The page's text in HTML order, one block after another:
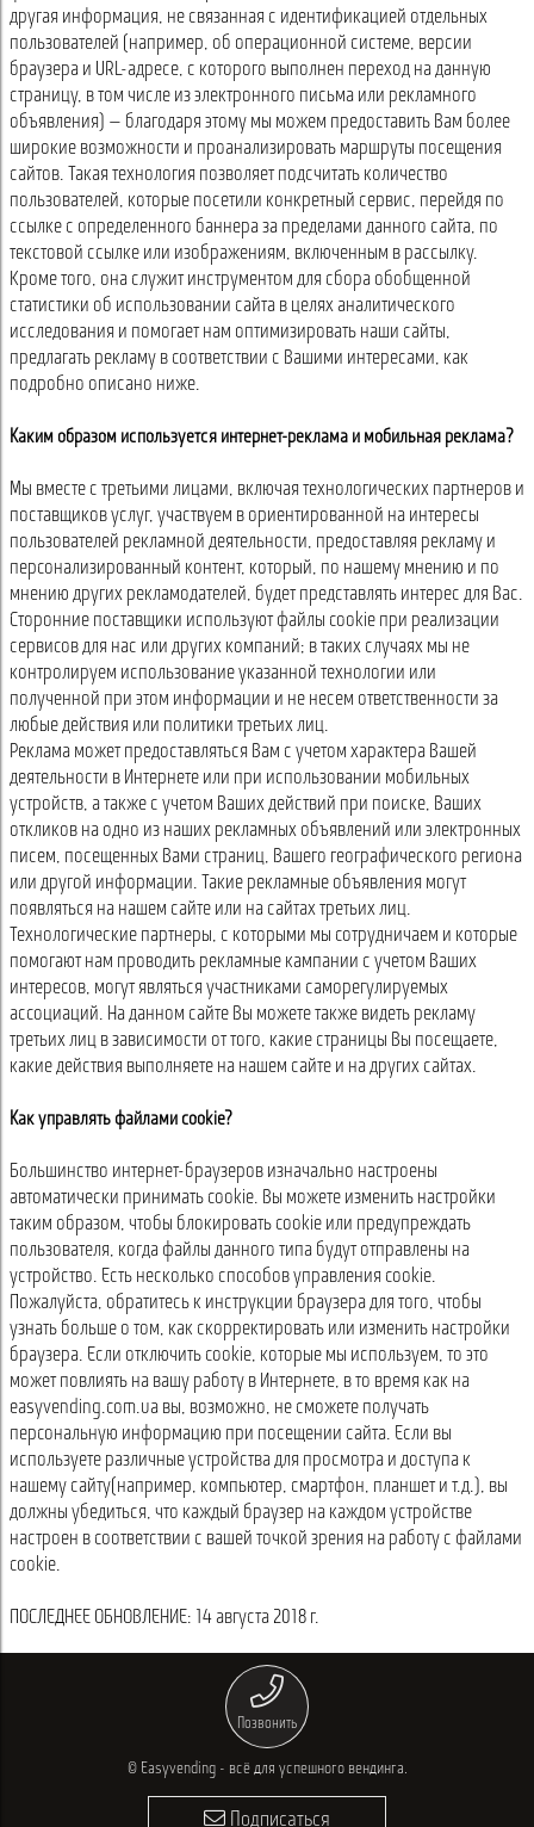
другая информация, не связанная с идентификацией отдельных
пользователей (например, об операционной системе, версии
браузера и URL-адресе, с которого выполнен переход на данную
страницу, в том числе из электронного письма или рекламного
объявления) — благодаря этому мы можем предоставить Вам более
широкие возможности и проанализировать маршруты посещения
сайтов. Такая технология позволяет подсчитать количество
пользователей, которые посетили конкретный сервис, перейдя по
ссылке с определенного баннера за пределами данного сайта, по
текстовой ссылке или изображениям, включенным в рассылку.
Кроме того, она служит инструментом для сбора обобщенной
статистики об использовании сайта в целях аналитического
исследования и помогает нам оптимизировать наши сайты,
предлагать рекламу в соответствии с Вашими интересами, как
подробно описано ниже.
Каким образом используется интернет-реклама и мобильная реклама?
Мы вместе с третьими лицами, включая технологических партнеров и
поставщиков услуг, участвуем в ориентированной на интересы
пользователей рекламной деятельности, предоставляя рекламу и
персонализированный контент, который, по нашему мнению и по
мнению других рекламодателей, будет представлять интерес для Вас.
Сторонние поставщики используют файлы cookie при реализации
сервисов для нас или других компаний; в таких случаях мы не
контролируем использование указанной технологии или
полученной при этом информации и не несем ответственности за
любые действия или политики третьих лиц.
Реклама может предоставляться Вам с учетом характера Вашей
деятельности в Интернете или при использовании мобильных
устройств, а также с учетом Ваших действий при поиске, Ваших
откликов на одно из наших рекламных объявлений или электронных
писем, посещенных Вами страниц, Вашего географического региона
или другой информации. Такие рекламные объявления могут
появляться на нашем сайте или на сайтах третьих лиц.
Технологические партнеры, с которыми мы сотрудничаем и которые
помогают нам проводить рекламные кампании с учетом Ваших
интересов, могут являться участниками саморегулируемых
ассоциаций. На данном сайте Вы можете также видеть рекламу
третьих лиц в зависимости от того, какие страницы Вы посещаете,
какие действия выполняете на нашем сайте и на других сайтах.
Как управлять файлами cookie?
Большинство интернет-браузеров изначально настроены
автоматически принимать cookie. Вы можете изменить настройки
таким образом, чтобы блокировать cookie или предупреждать
пользователя, когда файлы данного типа будут отправлены на
устройство. Есть несколько способов управления cookie.
Пожалуйста, обратитесь к инструкции браузера для того, чтобы
узнать больше о том, как скорректировать или изменить настройки
браузера. Если отключить cookie, которые мы используем, то это
может повлиять на вашу работу в Интернете, в то время как на
easyvending.com.ua вы, возможно, не сможете получать
персональную информацию при посещении сайта. Если вы
используете различные устройства для просмотра и доступа к
нашему сайту(например, компьютер, смартфон, планшет и т.д.), вы
должны убедиться, что каждый браузер на каждом устройстве
настроен в соответствии с вашей точкой зрения на работу с файлами
cookie.
ПОСЛЕДНЕЕ ОБНОВЛЕНИЕ: 14 августа 2018 г.
Позвонить
© Easyvending - всё для успешного вендинга.
Подписаться